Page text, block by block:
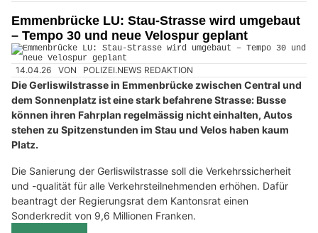
Emmenbrücke LU: Stau-Strasse wird umgebaut
– Tempo 30 und neue Velospur geplant
14.04.26 VON POLIZEI.NEWS REDAKTION
Die Gerliswilstrasse in Emmenbrücke zwischen Central und
dem Sonnenplatz ist eine stark befahrene Strasse: Busse
können ihren Fahrplan regelmässig nicht einhalten, Autos
stehen zu Spitzenstunden im Stau und Velos haben kaum
Platz.
Die Sanierung der Gerliswilstrasse soll die Verkehrssicherheit
und -qualität für alle Verkehrsteilnehmenden erhöhen. Dafür
beantragt der Regierungsrat dem Kantonsrat einen
Sonderkredit von 9,6 Millionen Franken.